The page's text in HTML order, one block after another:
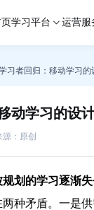
学习平台 运营服
习者回归：移动学习的
动学习的设
源：原创
划的学习逐渐
两种矛盾。一是